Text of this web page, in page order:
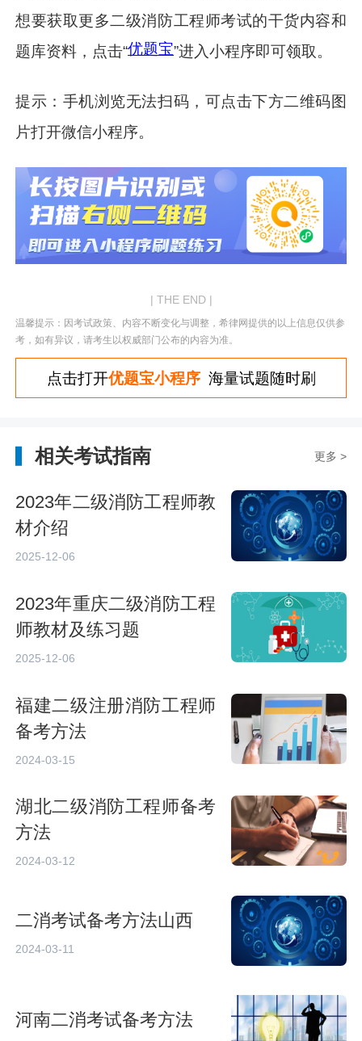
想要获取更多二级消防工程师考试的干货内容和
题库资料，点击“优题宝”进入小程序即可领取。
提示：手机浏览无法扫码，可点击下方二维码图
片打开微信小程序。
| THE END |
温馨提示：因考试政策、内容不断变化与调整，希律网提供的以上信息仅供参
考，如有异议，请考生以权威部门公布的内容为准。
点击打开优题宝小程序海量试题随时刷
相关考试指南 更多 >
2023年二级消防工程师教
材介绍
2025-12-06
2023年重庆二级消防工程
师教材及练习题
2025-12-06
福建二级注册消防工程师
备考方法
2024-03-15
湖北二级消防工程师备考
方法
2024-03-12
二消考试备考方法山西
2024-03-11
河南二消考试备考方法